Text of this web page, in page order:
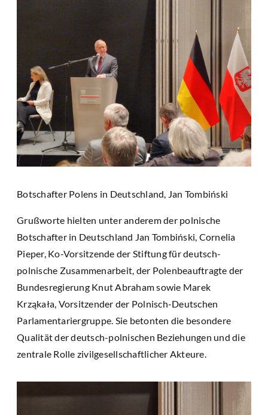
Botschafter Polens in Deutschland, Jan Tombiński
Grußworte hielten unter anderem der polnische
Botschafter in Deutschland Jan Tombiński, Cornelia
Pieper, Ko-Vorsitzende der Stiftung für deutsch-
polnische Zusammenarbeit, der Polenbeauftragte der
Bundesregierung Knut Abraham sowie Marek
Krząkała, Vorsitzender der Polnisch-Deutschen
Parlamentariergruppe. Sie betonten die besondere
Qualität der deutsch-polnischen Beziehungen und die
zentrale Rolle zivilgesellschaftlicher Akteure.